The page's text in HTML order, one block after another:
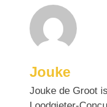
Jouke
Jouke de Groot